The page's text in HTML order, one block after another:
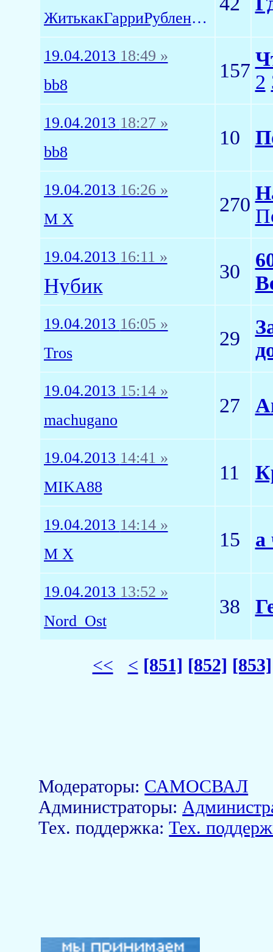
ЖитькакГарриРубленоеМясо
19.04.2013 18:49 »
bb8
157
2
19.04.2013 18:27 »
bb8
10
19.04.2013 16:26 »
M X
270
19.04.2013 16:11 »
Нyбик
30
19.04.2013 16:05 »
Tros
29
19.04.2013 15:14 »
machugano
27
19.04.2013 14:41 »
MIKA88
11
19.04.2013 14:14 »
M X
15 а
19.04.2013 13:52 »
Nord_Ost
38
<< < [851] [852] [853]
Модераторы: САМОСВАЛ
Aдминистраторы:
Тех. поддержка:Тех.